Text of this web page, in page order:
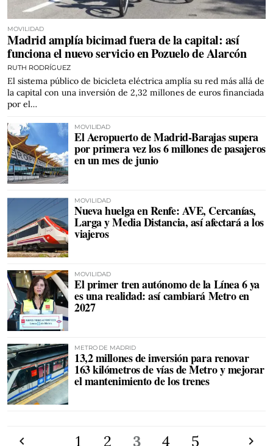
MOVILIDAD
Madrid amplía bicimad fuera de la capital: así
funciona el nuevo servicio en Pozuelo de Alarcón
RUTH RODRÍGUEZ
El sistema público de bicicleta eléctrica amplía su red más allá de
la capital con una inversión de 2,32 millones de euros financiada
por el…
MOVILIDAD
El Aeropuerto de Madrid-Barajas supera
por primera vez los 6 millones de pasajeros
en un mes de junio
MOVILIDAD
Nueva huelga en Renfe: AVE, Cercanías,
Larga y Media Distancia, así afectará a los
viajeros
MOVILIDAD
El primer tren autónomo de la Línea 6 ya
es una realidad: así cambiará Metro en
2027
METRO DE MADRID
13,2 millones de inversión para renovar
163 kilómetros de vías de Metro y mejorar
el mantenimiento de los trenes
1 2 3 4 5